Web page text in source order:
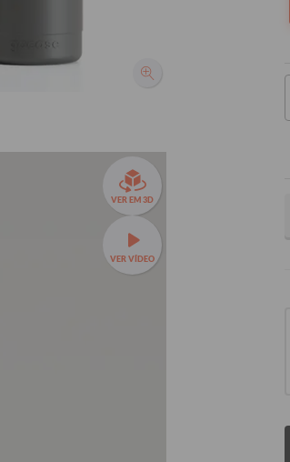
VER EM 3D
VER VÍDEO